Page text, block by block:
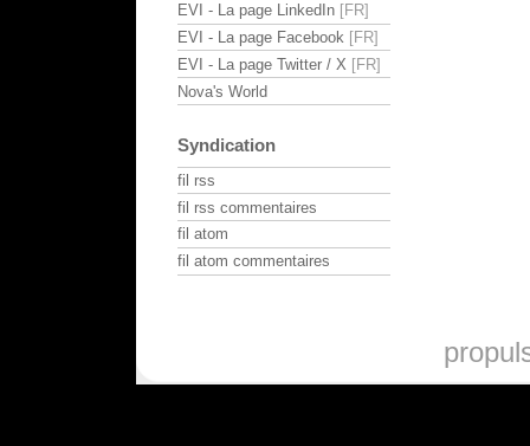
EVI - La page LinkedIn
EVI - La page Facebook
EVI - La page Twitter / X
Nova's World
Syndication
fil rss
fil rss commentaires
fil atom
fil atom commentaires